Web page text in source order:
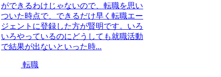
ができるわけじゃないので、転職を思い
ついた時点で、できるだけ早く転職エー
ジェントに登録した方が賢明です。いろ
いろやっているのにどうしても就職活動
で結果が出ないといった時...
転職